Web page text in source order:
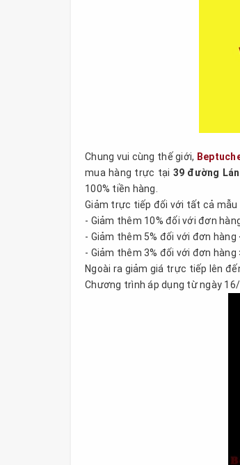
Chung vui cùng thế giới,
mua hàng trực tại 39 đường
100% tiền hàng.
Giảm trực tiếp đối với tất cả mẫu
- Giảm thêm 10% đối với đơn
- Giảm thêm 5% đối với đơn
- Giảm thêm 3% đối với đơn
Ngoài ra giảm giá trực tiếp lên
Chương trình áp dụng từ ngày 16/